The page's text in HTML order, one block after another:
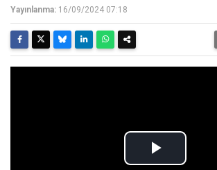
Yayınlanma: 16/09/2024 07:18